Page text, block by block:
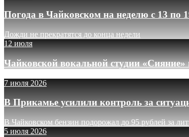
Погода в Чайковском на неделю с 13 по
Дожди не прекратятся до конца недели
12 июля
Чайковской вокальной студии
7 июля 2026
В Прикамье усилили контроль за
В Чайковском бензин подорожал до 95 рублей за
5 июля 2026